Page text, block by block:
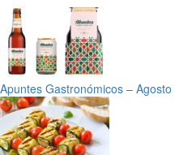
Apuntes Gastronómicos –